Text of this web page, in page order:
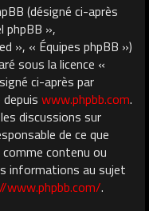
(désigné ci-après
phpBB »,
», « Équipes phpBB »)
sous la licence «
ci-après par
www.phpbb.com.
discussions sur
de ce que
contenu ou
informations au sujet
www.phpbb.com/.